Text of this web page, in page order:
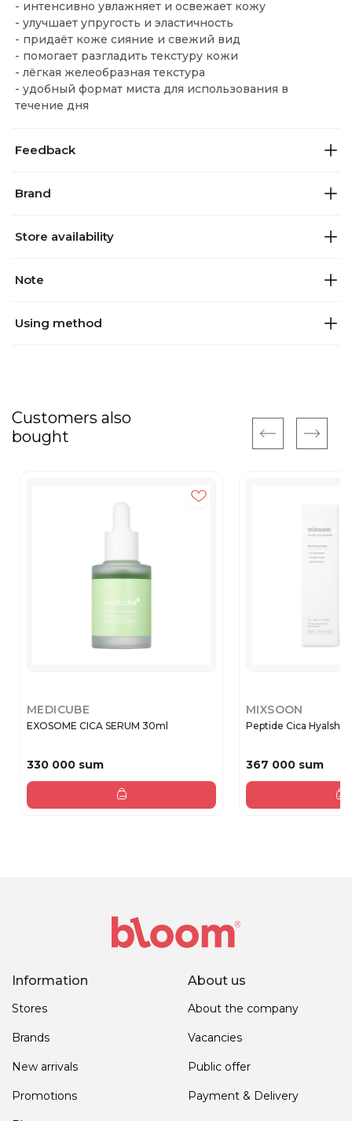
- интенсивно увлажняет и освежает кожу
- улучшает упругость и эластичность
- придаёт коже сияние и свежий вид
- помогает разгладить текстуру кожи
- лёгкая желеобразная текстура
- удобный формат миста для использования в
течение дня
Feedback
Brand
Store availability
Note
Using method
Customers also
bought
MEDICUBE
EXOSOME CICA SERUM 30ml
330 000 sum
MIXSOON
Peptide Cica
367 000 sum
Information
Stores
Brands
New arrivals
Promotions
About us
About the company
Vacancies
Public offer
Payment & Delivery